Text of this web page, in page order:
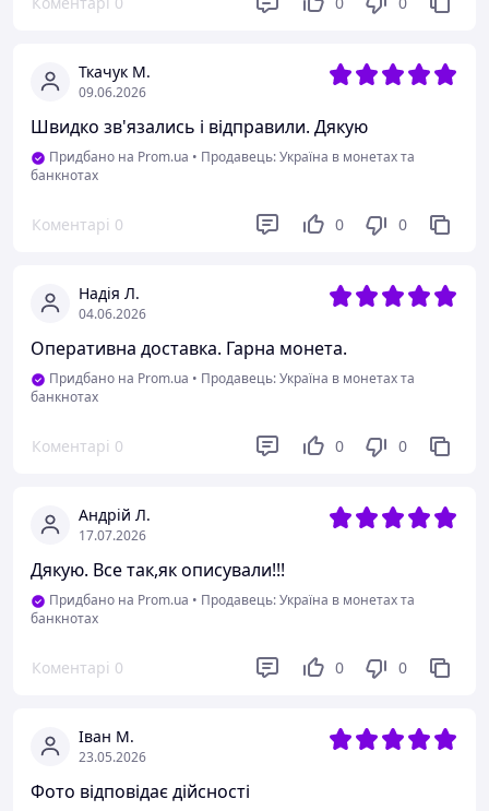
Ткачук М.
09.06.2026
Швидко зв'язались і відправили. Дякую
Придбано на Prom.ua • Продавець: Україна в монетах та
банкнотах
Коментарі 0 0 0
Надія Л.
04.06.2026
Оперативна доставка. Гарна монета.
Придбано на Prom.ua • Продавець: Україна в монетах та
банкнотах
Коментарі 0 0 0
Андрій Л.
17.07.2026
Дякую. Все так,як описували!!!
Придбано на Prom.ua • Продавець: Україна в монетах та
банкнотах
Коментарі 0 0 0
Іван М.
23.05.2026
Фото відповідає дійсності